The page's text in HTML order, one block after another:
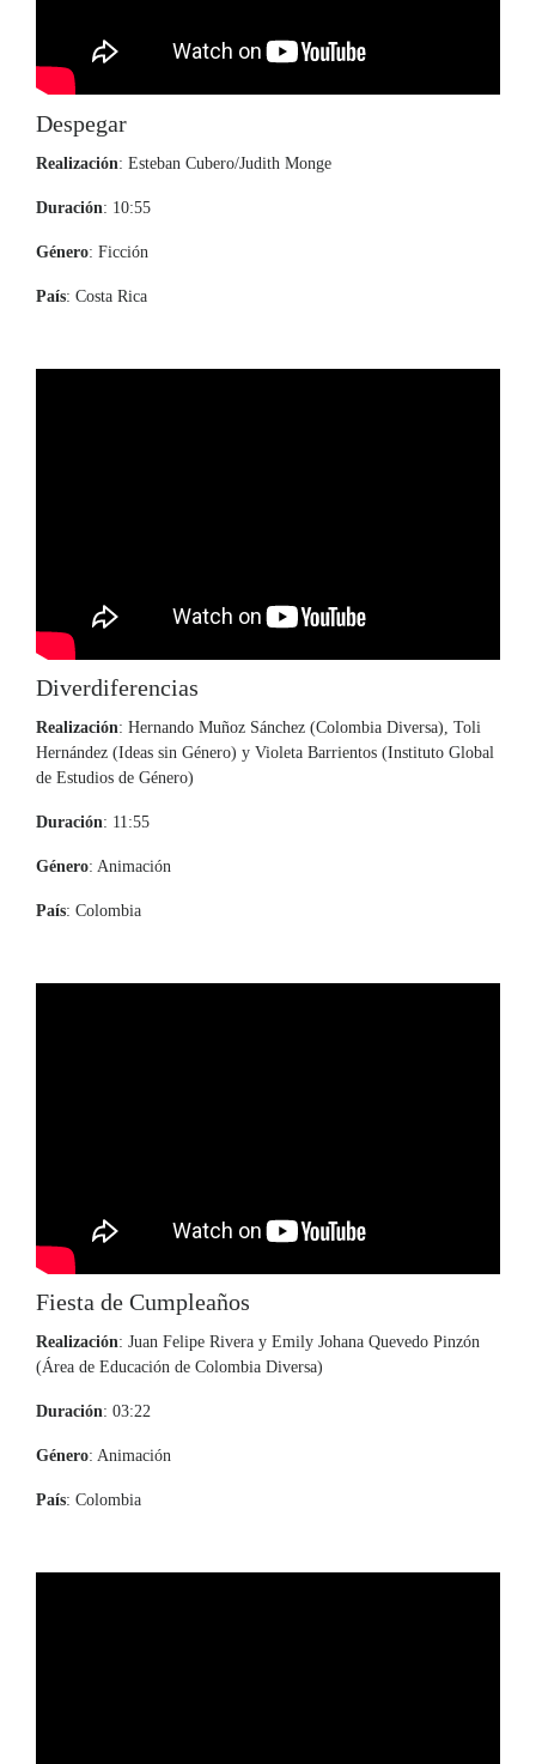
Despegar
Realización: Esteban Cubero/Judith Monge
Duración: 10:55
Género: Ficción
País: Costa Rica
Diverdiferencias
Realización: Hernando Muñoz Sánchez (Colombia Diversa), Toli
Hernández (Ideas sin Género) y Violeta Barrientos (Instituto Global
de Estudios de Género)
Duración: 11:55
Género: Animación
País: Colombia
Fiesta de Cumpleaños
Realización: Juan Felipe Rivera y Emily Johana Quevedo Pinzón
(Área de Educación de Colombia Diversa)
Duración: 03:22
Género: Animación
País: Colombia